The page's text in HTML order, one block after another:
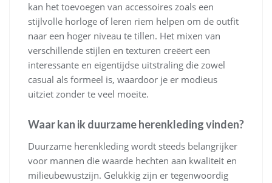
kan het toevoegen van accessoires zoals een
stijlvolle horloge of leren riem helpen om de outfit
naar een hoger niveau te tillen. Het mixen van
verschillende stijlen en texturen creëert een
interessante en eigentijdse uitstraling die zowel
casual als formeel is, waardoor je er modieus
uitziet zonder te veel moeite.
Waar kan ik duurzame herenkleding vinden?
Duurzame herenkleding wordt steeds belangrijker
voor mannen die waarde hechten aan kwaliteit en
milieubewustzijn. Gelukkig zijn er tegenwoordig